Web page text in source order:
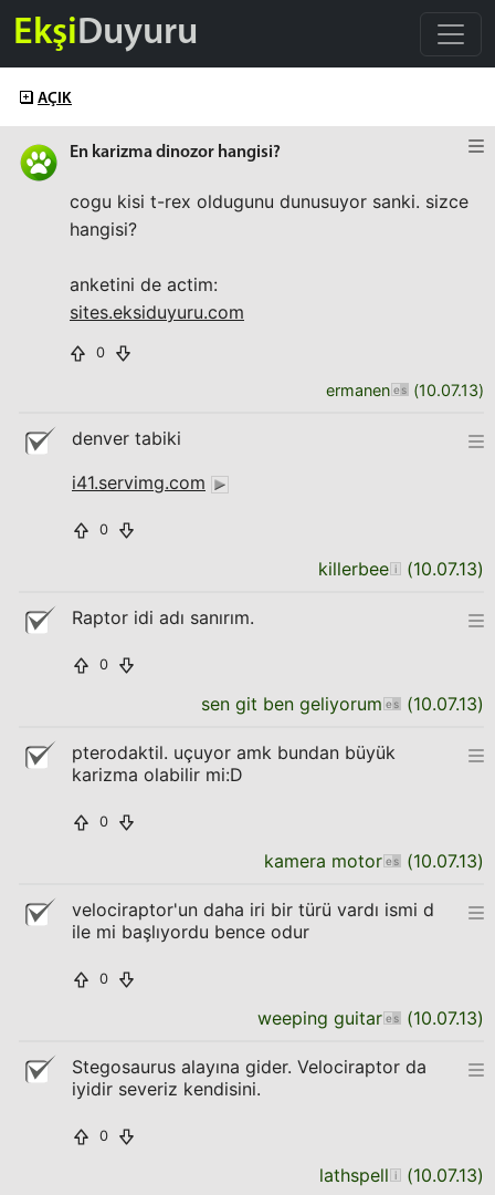
EkşiDuyuru
AÇIK
En karizma dinozor hangisi?
cogu kisi t-rex oldugunu dunusuyor sanki. sizce
hangisi?
anketini de actim:
sites.eksiduyuru.com
0
ermanen (10.07.13)
denver tabiki
i41.servimg.com
0
killerbee (10.07.13)
Raptor idi adı sanırım.
0
sen git ben geliyorum (10.07.13)
pterodaktil. uçuyor amk bundan büyük
karizma olabilir mi:D
0
kamera motor (10.07.13)
velociraptor'un daha iri bir türü vardı ismi d
ile mi başlıyordu bence odur
0
weeping guitar (10.07.13)
Stegosaurus alayına gider. Velociraptor da
iyidir severiz kendisini.
0
lathspell (10.07.13)